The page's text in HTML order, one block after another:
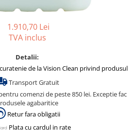
sanitar
profesionali
1.910,70 Lei
TVA inclus
Detalii:
de la Vision Clean privind produsul
Transport Gratuit
comenzi de peste 850 lei. Exceptie fac
agabaritice
Retur fara obligatii
Plata cu cardul in rate